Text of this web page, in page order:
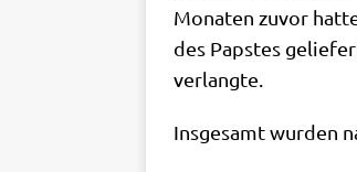
Mona­ten zuvor
des Pap­stes
verlangte.
Ins­ge­samt wur­den